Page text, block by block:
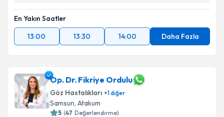
En Yakın Saatler
13:00
13:30 14:00 Daha Fazla
Op. Dr. Fikriye Ordulu
Göz Hastalıkları +1diğer
Samsun, Atakum
5 (47 Değerlendirme)